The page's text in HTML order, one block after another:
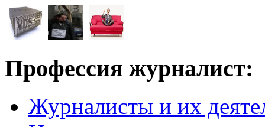
Профессия журналист:
Журналисты и их